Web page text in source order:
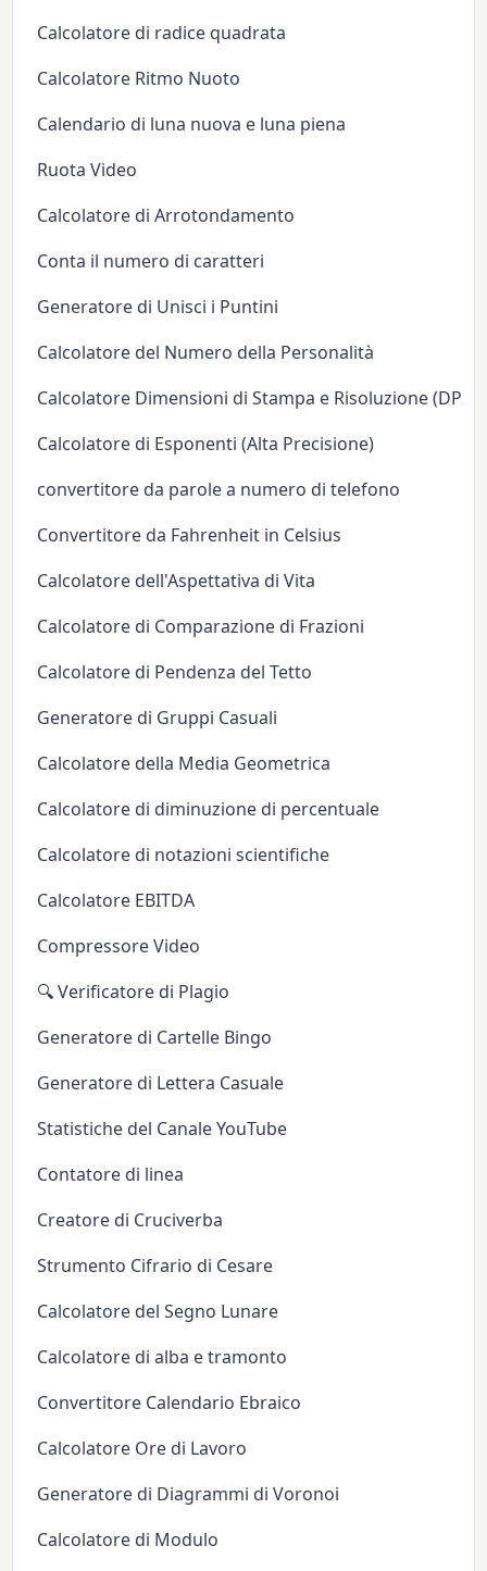
Calcolatore di radice quadrata
Calcolatore Ritmo Nuoto
Calendario di luna nuova e luna piena
Ruota Video
Calcolatore di Arrotondamento
Conta il numero di caratteri
Generatore di Unisci i Puntini
Calcolatore del Numero della Personalità
Calcolatore Dimensioni di Stampa e Risoluzione (DPI/
Calcolatore di Esponenti (Alta Precisione)
convertitore da parole a numero di telefono
Convertitore da Fahrenheit in Celsius
Calcolatore dell'Aspettativa di Vita
Calcolatore di Comparazione di Frazioni
Calcolatore di Pendenza del Tetto
Generatore di Gruppi Casuali
Calcolatore della Media Geometrica
Calcolatore di diminuzione di percentuale
Calcolatore di notazioni scientifiche
Calcolatore EBITDA
Compressore Video
🔍 Verificatore di Plagio
Generatore di Cartelle Bingo
Generatore di Lettera Casuale
Statistiche del Canale YouTube
Contatore di linea
Creatore di Cruciverba
Strumento Cifrario di Cesare
Calcolatore del Segno Lunare
Calcolatore di alba e tramonto
Convertitore Calendario Ebraico
Calcolatore Ore di Lavoro
Generatore di Diagrammi di Voronoi
Calcolatore di Modulo